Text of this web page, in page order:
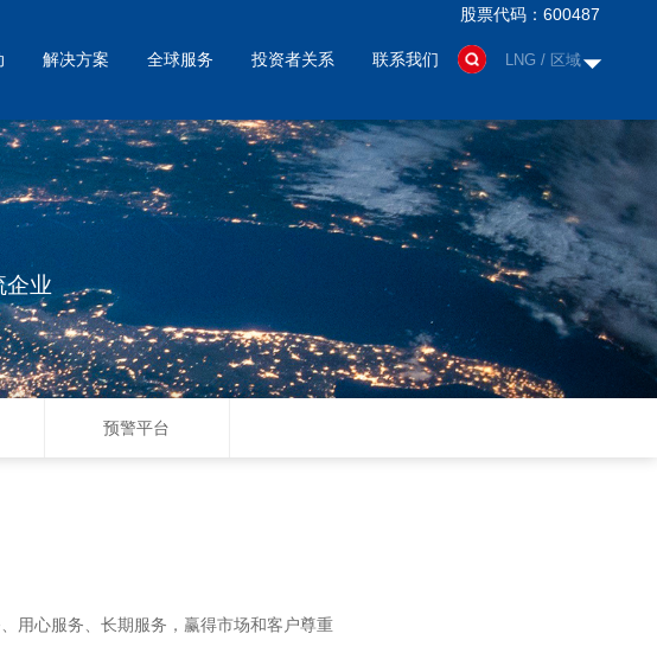
解决方案 全球服务 投资者关系 联系我们 LNG / 区域
股票代码：600487
企业
预警平台
用心服务、长期服务，赢得市场和客户尊重